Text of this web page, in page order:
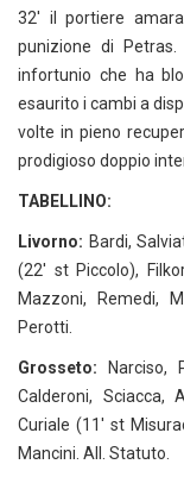
32′ il portiere
punizione di
infortunio che ha
esaurito i cambi a
volte in pieno
prodigioso doppio
TABELLINO:
Livorno: Bardi,
(22′ st Piccolo),
Mazzoni, Remedi,
Perotti.
Grosseto:
Narciso,
Calderoni, Sciacca,
Curiale (11′ st
Mancini. All. Statuto.